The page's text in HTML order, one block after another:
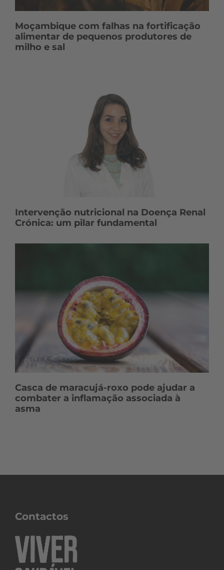
Moçambique com falhas na fortificação
alimentar de pequenos produtores de
milho e sal
Intervenção nutricional na Doença Renal
Crónica: um pilar fundamental
Casca de maracujá-roxo pode ajudar a
combater a inflamação associada à
asma
Contactos